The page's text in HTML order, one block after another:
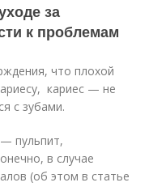
за
к проблемам
что плохой
кариес — не
с зубами.
пульпит,
в случае
(об этом в статье